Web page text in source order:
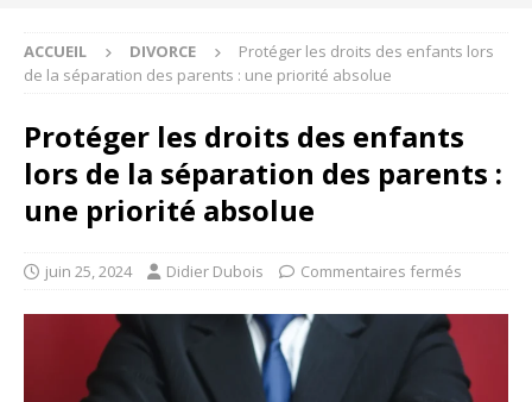
ACCUEIL DIVORCE
Protéger les droits des enfants lors
de la séparation des parents : une priorité absolue
Protéger les droits des enfants
lors de la séparation des parents :
une priorité absolue
juin 25, 2024 Didier Dubois Commentaires fermés